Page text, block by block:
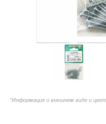
*Информация о внешнем виде и